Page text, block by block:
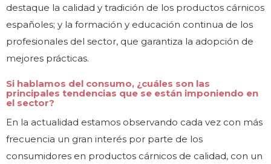
destaque la calidad y tradición de los productos cárnicos
españoles; y la formación y educación continua de los
profesionales del sector, que garantiza la adopción de
mejores prácticas.
Si hablamos del consumo, ¿cuáles son las
principales tendencias que se están imponiendo en
el sector?
En la actualidad estamos observando cada vez con más
frecuencia un gran interés por parte de los
consumidores en productos cárnicos de calidad, con un